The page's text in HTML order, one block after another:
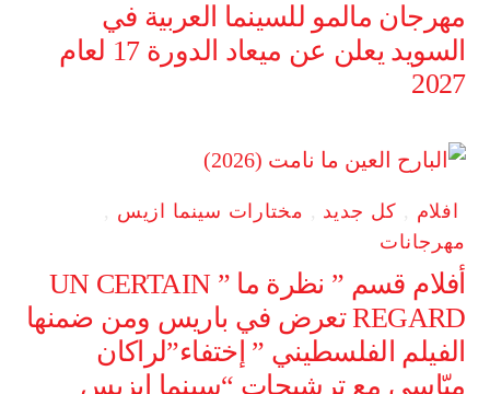
مهرجان مالمو للسينما العربية في
السويد يعلن عن ميعاد الدورة 17 لعام
2027
افلام , كل جديد , مختارات سينما ازيس ,
مهرجانات
أفلام قسم ” نظرة ما ” UN CERTAIN
REGARD تعرض في باريس ومن ضمنها
الفيلم الفلسطيني ” إختفاء”لراكان
ميّاسي مع ترشيحات “سينما إيزيس